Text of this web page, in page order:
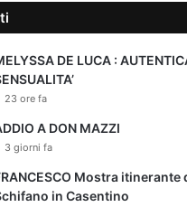
DE LUCA :
23 ore fa
A DON MAZZI
3 giorni fa
Mostra itinerante
in Casentino